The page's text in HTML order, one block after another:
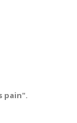
pain".